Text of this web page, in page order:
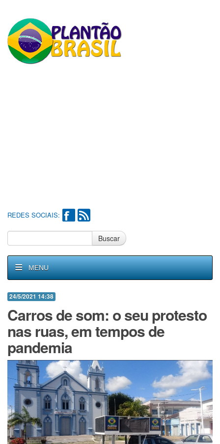
REDES SOCIAIS:
Buscar
MENU
24/5/2021 14:38
Carros de som: o seu protesto
nas ruas, em tempos de
pandemia